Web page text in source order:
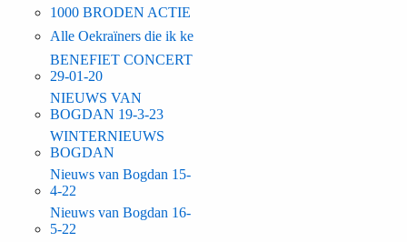
1000 BRODEN ACTIE
Alle Oekraïners die ik ke
BENEFIET CONCERT
29-01-20
NIEUWS VAN
BOGDAN 19-3-23
WINTERNIEUWS
BOGDAN
Nieuws van Bogdan 15-
4-22
Nieuws van Bogdan 16-
5-22